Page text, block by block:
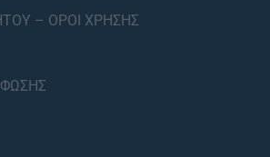
– ΟΡΟΙ ΧΡΗΣΗΣ